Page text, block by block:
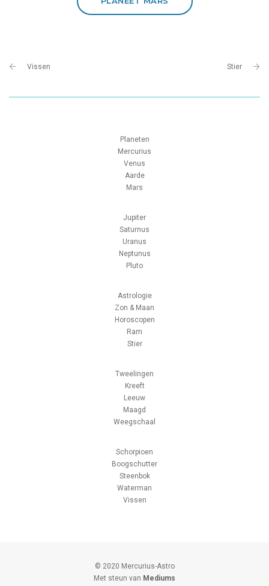
Vissen Stier
Planeten
Mercurius
Venus
Aarde
Mars
Jupiter
Saturnus
Uranus
Neptunus
Pluto
Astrologie
Zon & Maan
Horoscopen
Ram
Stier
Tweelingen
Kreeft
Leeuw
Maagd
Weegschaal
Schorpioen
Boogschutter
Steenbok
Waterman
Vissen
© 2020 Mercurius-Astro
Met steun van Mediums